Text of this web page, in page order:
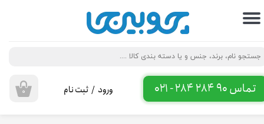
تماس 90 284 284 - 021 ۰ ورود / ثبت نام
حساب کاربری من
تغییر گذر واژه
سفارشات
خروج از حساب کاربری